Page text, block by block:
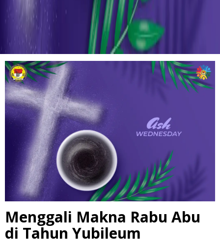
Menggali Makna Rabu Abu
di Tahun Yubileum